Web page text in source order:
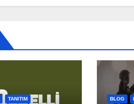
TANITIM BLOG